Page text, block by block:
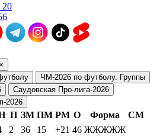
20
×
ЧМ-2026 по футболу. Группы
Саудовская Про-лига-2026
2026
П ЗМ ПМ РМ О Форма
СМ
2 36 15 +21 46 ЖЖЖЖЖ